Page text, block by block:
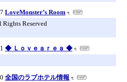
LoveMonster’s Room
Reserved
◆ Ｌｏｖｅａｒｅａ ◆
全国のラブホテル情報